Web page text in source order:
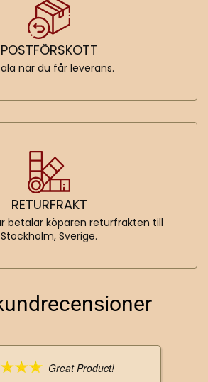
POSTFÖRSKOTT
när du får leverans.
RETURFRAKT
betalar köparen returfrakten till
Stockholm, Sverige.
Great Product!